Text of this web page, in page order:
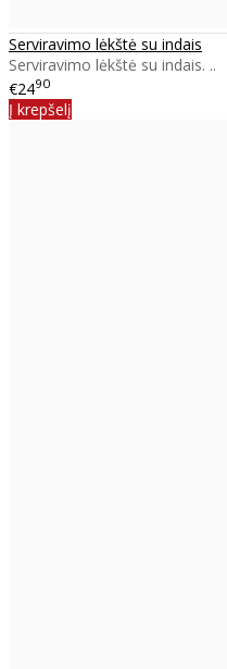
Serviravimo lėkštė su indais
Serviravimo lėkštė su indais. ..
€2490
Į krepšelį